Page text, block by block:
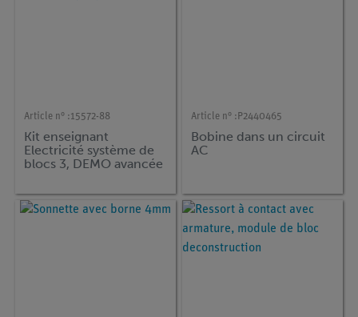
Article n° :15572-88
Kit enseignant
Electricité système de
blocs 3, DEMO avancée
Article n° : P2440465
Bobine dans un circuit
AC